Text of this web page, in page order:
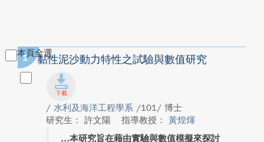
本頁全選
1 黏性泥沙動力特性之試驗與數值研究
/ 水利及海洋工程學系 /101/ 博士
研究生： 許文陽
指導教授： 黃煌煇
本研究旨在藉由實驗與數值模擬來探討